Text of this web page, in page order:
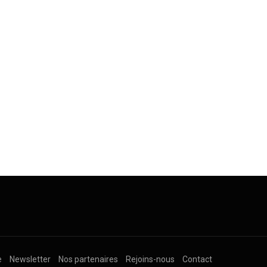
Newsletter Nos partenaires Rejoins-nous Contact